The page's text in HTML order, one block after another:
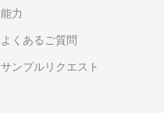
能力
よくあるご質問
サンプルリクエスト